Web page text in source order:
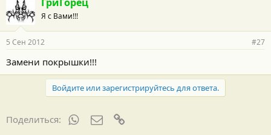
Я с Вами!!!
5 Сен 2012 #27
Замени покрышки!!!
Войдите или зарегистрируйтесь для ответа.
Поделиться: WhatsAppЭлектронная почта